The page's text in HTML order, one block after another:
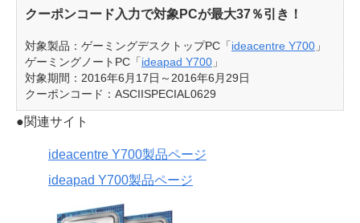
クーポンコード入力で対象PCが最大37％引き！
対象製品：ゲーミングデスクトップPC「ideacentre Y700 」
ゲーミングノートPC「ideapad Y700 」
対象期間：2016年6月17日～2016年6月29日
クーポンコード：ASCIISPECIAL0629
●関連サイト
ideacentre Y700製品ページ
ideapad Y700製品ページ